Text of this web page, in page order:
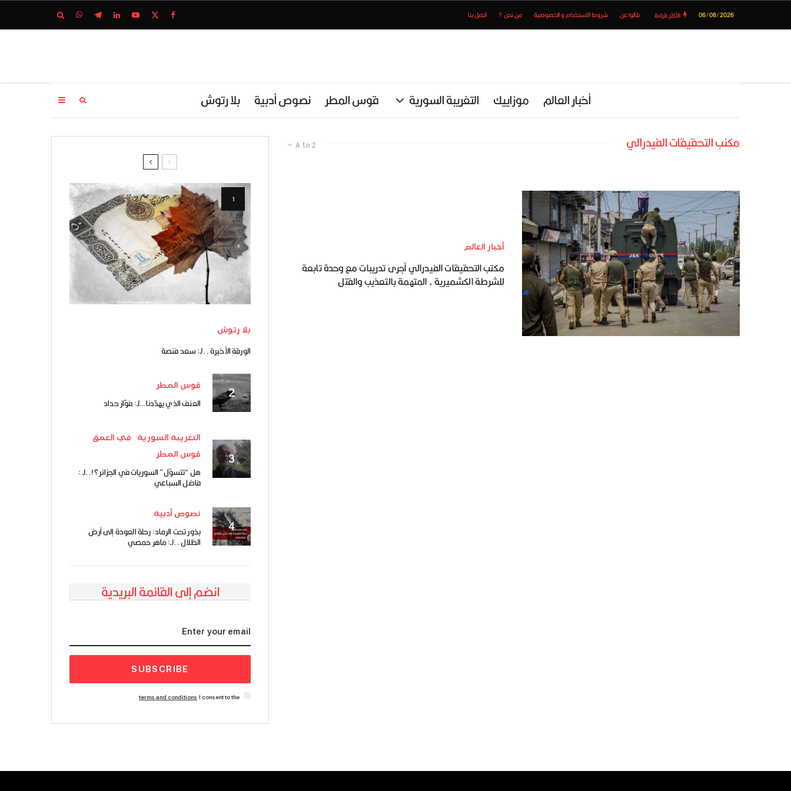
06/08/2026 الأكثر قراءة قالوا عن شروط الاستخدام و الخصوصية من نحن ؟ اتصل بنا
أخبار العالم موزاييك التغريبة السورية قوس المطر نصوص أدبية بلا رتوش
A to Z مكنب التحقيقات الفيدرالي
أخبار العالم
مكتب التحقيقات الفيدرالي أجرى تدريبات مع وحدة تابعة
للشرطة الكشميرية ، المتهمة بالتعذيب والقتل
بلا رتوش
الورقة الأخيرة ..لـ: سعد فنصة
قوس المطر
العنف الذي يهدّدنا …لـ: فوّاز حداد
التغريبة السورية
في العمق
قوس المطر
هل “تتسوّل” السوريات في الجزائر؟!..لـ :
فاضل السباعي
نصوص أدبية
بذور تحت الرماد: رحلة العودة إلى أرض
الظلال ..لـ: ماهر حمصي
انضم إلى القائمة البريدية
SUBSCRIBE
I consent to the
terms and conditions